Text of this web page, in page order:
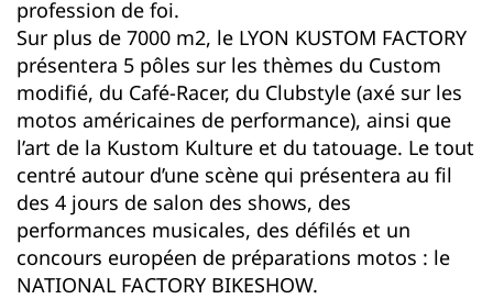
profession de foi.
Sur plus de 7000 m2, le LYON KUSTOM FACTORY
présentera 5 pôles sur les thèmes du Custom
modifié, du Café-Racer, du Clubstyle (axé sur les
motos américaines de performance), ainsi que
l’art de la Kustom Kulture et du tatouage. Le tout
centré autour d’une scène qui présentera au fil
des 4 jours de salon des shows, des
performances musicales, des défilés et un
concours européen de préparations motos : le
NATIONAL FACTORY BIKESHOW.